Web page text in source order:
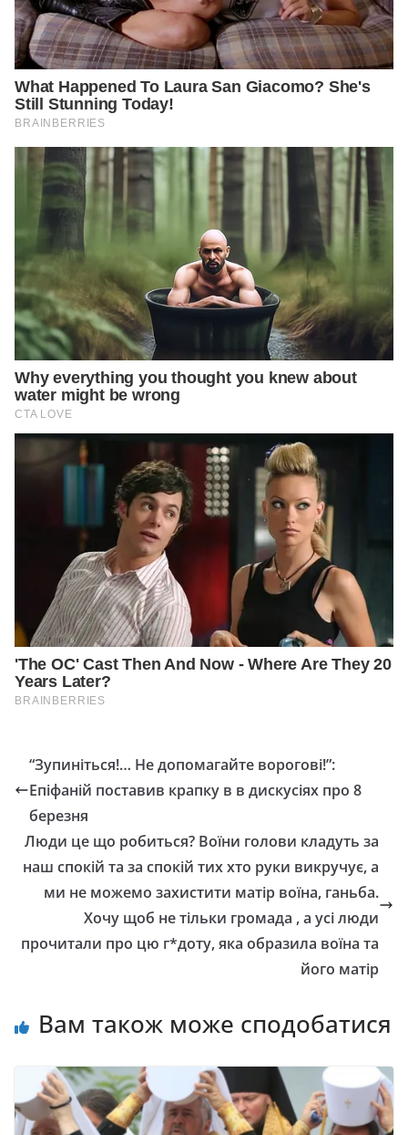
“Зупиніться!… Не допомагайте ворогові!”:
Епіфаній поставив крапку в в дискусіях про 8
березня
Люди це що робиться? Воїни голови кладуть за
наш спокій та за спокій тих хто руки викручує, а
ми не можемо захистити матір воїна, ганьба.
Хочу щоб не тільки громада , а усі люди
прочитали про цю г*доту, яка образила воїна та
його матір
Вам також може сподобатися